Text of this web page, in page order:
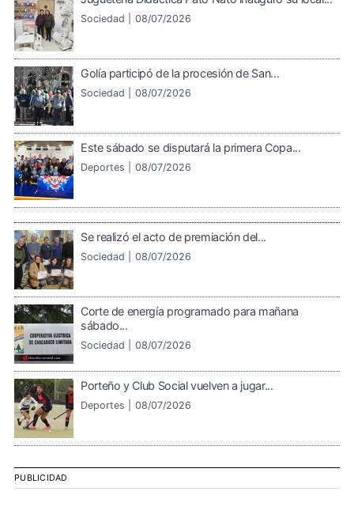
Sociedad | 08/07/2026
Golía participó de la procesión de San...
Sociedad | 08/07/2026
Este sábado se disputará la primera Copa...
Deportes | 08/07/2026
Se realizó el acto de premiación del...
Sociedad | 08/07/2026
Corte de energía programado para mañana
sábado...
Sociedad | 08/07/2026
Porteño y Club Social vuelven a jugar...
Deportes | 08/07/2026
PUBLICIDAD